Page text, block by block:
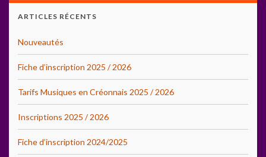
ARTICLES RÉCENTS
Nouveautés
Fiche d’inscription 2025 / 2026
Tarifs Musiques en Créonnais 2025 / 2026
Inscriptions 2025 / 2026
Fiche d’inscription 2024/2025